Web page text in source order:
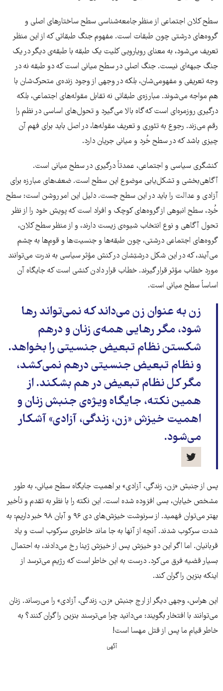
سطح کلان اجتماعی از منظر جامعه‌شناسی سطح ساختارهای اصلی و
گروه‌های درشتی چون طبقات است. مفهوم جنگ طبقاتی که از این منظر
تعریف می‌شود، به معنای رویارویی کلیت یک طبقه با طبقه‌ی دیگر در یک
جنگ جبهه‌ای نیست. جنگ اصلی در سطح میانی است که دو طبقه نه در
وجه تعریفی و مفهومی‌شان، بلکه در وجهی از وجود زنده‌ی متحرک‌شان با
هم مواجه می‌شوند. مبارزه‌ی طبقاتی نه تقابل مقوله‌های اجتماعی، بلکه
درگیری روزمره‌ای است که گاه بالا می‌گیرد و تحول‌های اساسی در نظم را
رقم می‌زند. رجوع به تئوری و تعریف مقوله‌ها، در اصل باید برای فهم آن
چیزی باشد که در سطح خُرد و میانی جریان دارد.
کنشگری سیاسی و اجتماعی، عمدتاً درگیری در سطح میانی است.
آگاهی‌بخشی و تشکل‌یابی موضوع این سطح است. ضعف‌های مبارزه برای
آزادی و عدالت را باید در این سطح جست. دلیل این امر روشن است: سطح
خُرد، سطح انبوهی از گروه‌های کوچک و افراد است که پویش خود را از نظر
تحول آگاهی و نوع انتخاب شیوه‌ی زیست دارند، و از منظر سطح کلان،
گروه‌های اجتماعی درشتی، چون طبقه‌ها و جنسیت‌ها و قوم‌ها به چشم
می‌آیند، که در این شکل درشتِشان در کنش مؤثر سیاسی به ندرت می‌توانند
مورد خطاب مؤثر قرار گیرند. خطاب قرار دادن کنشی است که جایگاه آن
اساساً سطح میانی است.
زن به عنوان زن می‌داند که نمی‌تواند رها
شود، مگر رهایی همه‌ی زنان و درهم
شکستن نظام تبعیض جنسیتی را بخواهد.
و نظام تبعیض جنسیتی درهم نمی‌کشد،
مگر کل نظام تبعیض در هم بشکند. از
همین نکته، جایگاه ویژه‌ی جنبش زنان و
اهمیت خیزش «زن، زندگی، آزادی» آشکار
می‌شود.
پس از جنبش «زن، زندگی، آزادی» بر اهمیت جایگاه سطح میانی، به طور
مشخص خیابان، بسی افزوده شده است. این نکته را با نظر به تقدم و تأخیر
بهتر می‌توان فهمید. از سرنوشت خیزش‌‌‌های دی ۹۶ و آبان ۹۸ خبر داریم: به
شدت سرکوب شدند. آنچه از آنها به جا ماند خاطره‌ی سرکوب است و یاد
قربانیان. اما اگر این دو خیزش پس از خیزش ژینا رخ می‌دادند، به احتمال
بسیار قضیه فرق می‌کرد. درست به این خاطر است که رژیم می‌ترسد از
اینکه بنزین را گران کند.
این هراس، وجهی دیگر از ارج جنبش «زن، زندگی، آزادی» را می‌رساند. زنان
می‌توانند با افتخار بگویند: می‌دانید چرا می‌ترسند بنزین را گران کنند؟ به
خاطر قیام ما پس از قتل مهسا است!
آگهی